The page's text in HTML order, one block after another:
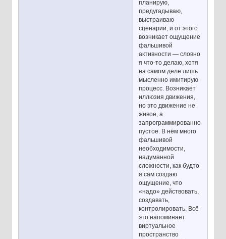
планирую,
предугадываю,
выстраиваю
сценарии, и от этого
возникает ощущение
фальшивой
активности — словно
я что-то делаю, хотя
на самом деле лишь
мысленно имитирую
процесс. Возникает
иллюзия движения,
но это движение не
живое, а
запрограммированное,
пустое. В нём много
фальшивой
необходимости,
надуманной
сложности, как будто
я сам создаю
ощущение, что
«надо» действовать,
создавать,
контролировать. Всё
это напоминает
виртуальное
пространство